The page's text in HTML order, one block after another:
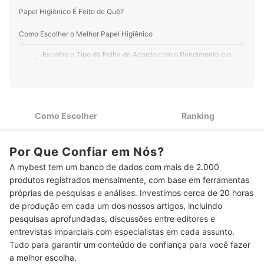
Papel Higiênico É Feito de Quê?
Como Escolher o Melhor Papel Higiênico
1
Escolha o Tipo da Folha de Acordo com o Rendimento e o
Produtos 100% Celulose ou de Fibra Natural Oferecem Maior
4
Rolos com 30 Metros São Bons para Casas; Para Empresas,
Adquira os de 100 Metros ou Mais
5
Para Evitar Alergias, Garanta Papéis Higiênicos Neutros e
Dermatologicamente Testados
Top 10 Melhores Papéis Higiênicos
Papel Higiênico Entope Vaso Sanitário?
Papel Higiênico É Reciclável ou Orgânico?
Como Escolher Ranking
Por Que Confiar em Nós?
A mybest tem um banco de dados com mais de 2.000
produtos registrados mensalmente, com base em ferramentas
próprias de pesquisas e análises. Investimos cerca de 20 horas
de produção em cada um dos nossos artigos, incluindo
pesquisas aprofundadas, discussões entre editores e
entrevistas imparciais com especialistas em cada assunto.
Tudo para garantir um conteúdo de confiança para você fazer
a melhor escolha.